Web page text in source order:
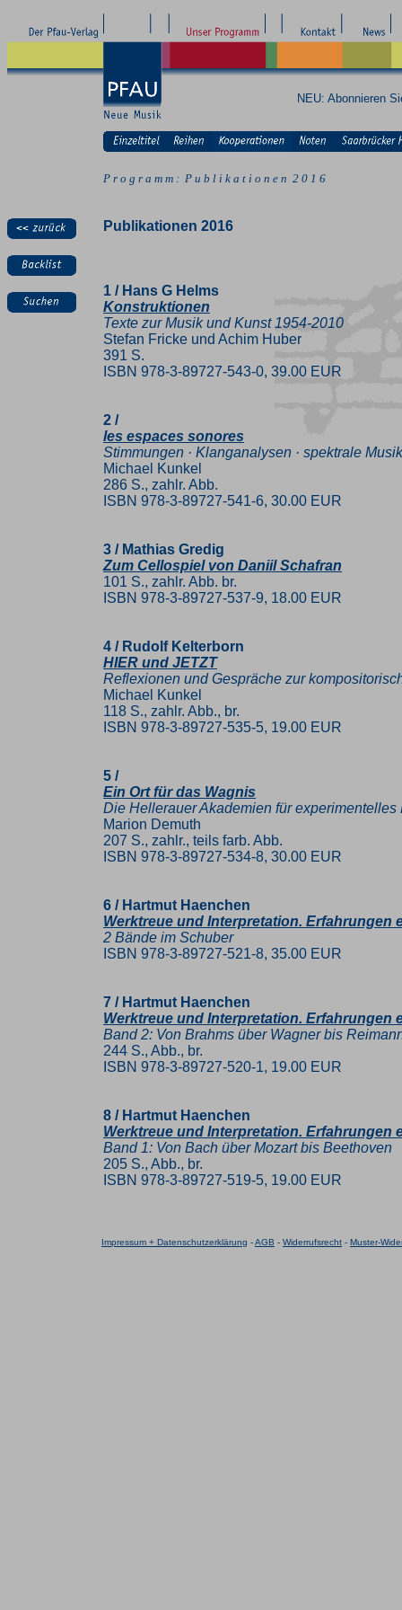
NEU: Abonnieren
P r o g r a m m : P u b l i k a t i o n e n 2 0 1 6
Publikationen 2016
1 / Hans G Helms
Konstruktionen
Texte zur Musik und Kunst 1954-2010
Stefan Fricke und Achim Huber
391 S.
ISBN 978-3-89727-543-0, 39.00 EUR
2 /
les espaces sonores
Stimmungen · Klanganalysen · spektrale
Michael Kunkel
286 S., zahlr. Abb.
ISBN 978-3-89727-541-6, 30.00 EUR
3 / Mathias Gredig
Zum Cellospiel von Daniil Schafran
101 S., zahlr. Abb. br.
ISBN 978-3-89727-537-9, 18.00 EUR
4 / Rudolf Kelterborn
HIER und JETZT
Reflexionen und Gespräche zur
Michael Kunkel
118 S., zahlr. Abb., br.
ISBN 978-3-89727-535-5, 19.00 EUR
5 /
Ein Ort für das Wagnis
Die Hellerauer Akademien für experimentelles
Marion Demuth
207 S., zahlr., teils farb. Abb.
ISBN 978-3-89727-534-8, 30.00 EUR
6 / Hartmut Haenchen
Werktreue und Interpretation. Erfahrungen
2 Bände im Schuber
ISBN 978-3-89727-521-8, 35.00 EUR
7 / Hartmut Haenchen
Werktreue und Interpretation. Erfahrungen
Band 2: Von Brahms über Wagner bis
244 S., Abb., br.
ISBN 978-3-89727-520-1, 19.00 EUR
8 / Hartmut Haenchen
Werktreue und Interpretation. Erfahrungen
Band 1: Von Bach über Mozart bis Beethoven
205 S., Abb., br.
ISBN 978-3-89727-519-5, 19.00 EUR
Impressum + Datenschutzerklärung -AGB - Widerrufsrecht - Muster-